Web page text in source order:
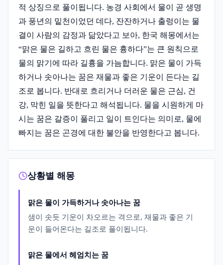
적 상징으로 풀이됩니다. 농경 사회에서 물이 곧 생명
과 풍년의 밑천이었던 데다, 잔잔하거나 출렁이는 물
결이 사람의 감정과 닮았다고 보아, 한국 해몽에서는
“맑은 물은 길하고 흐린 물은 흉하다”는 큰 원칙으로
물의 맑기에 따라 길흉을 가늠합니다. 맑은 물이 가득
하거나 솟아나는 꿈은 재물과 좋은 기운이 든다는 길
조로 봅니다. 반대로 흐리거나 더러운 물은 근심, 건
강, 막힌 일을 뜻한다고 해석됩니다. 물을 시원하게 마
시는 꿈은 갈증이 풀리고 일이 트인다는 의미로, 물에
빠지는 꿈은 곤경에 대한 불안을 반영한다고 봅니다.
상황별 해몽
맑은 물이 가득하거나 솟아나는 꿈
샘이 솟듯 기운이 차오르는 격으로, 재물과 좋은 기
운이 들어온다는 길조로 풀이됩니다.
맑은 물에서 헤엄치는 꿈